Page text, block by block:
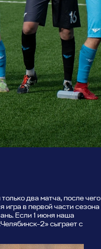
два матча, после чего
игра в первой части сезона
Если 1 июня наша
2» сыграет с